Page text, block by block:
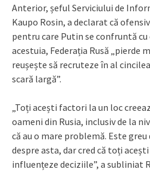
Anterior, șeful Serviciului de
Kaupo Rosin, a declarat că
pentru care Putin se confruntă
acestuia, Federația Rusă „pierde
reușește să recruteze în al
scară largă”.
„Toți acești factori la un loc
oameni din Rusia, inclusiv de la
că au o mare problemă. Este greu
despre asta, dar cred că toți
influențeze deciziile”, a subliniat